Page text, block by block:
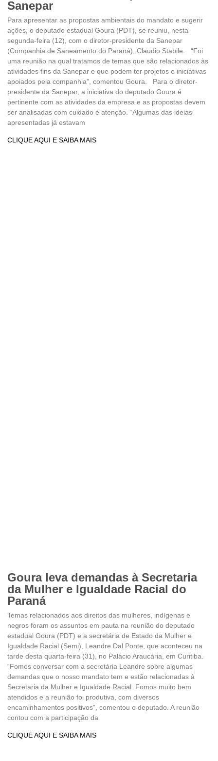
Sanepar
Para apresentar as propostas ambientais do mandato e sugerir
ações, o deputado estadual Goura (PDT), se reuniu, nesta
segunda-feira (12), com o diretor-presidente da Sanepar
(Companhia de Saneamento do Paraná), Claudio Stabile. “Foi
uma reunião na qual tratamos de temas que são relacionados às
atividades fins da Sanepar e que podem ter projetos e iniciativas
apoiados pela companhia”, comentou Goura. Para o diretor-
presidente da Sanepar, a iniciativa do deputado Goura é
pertinente com as atividades da empresa e as propostas devem
ser analisadas com cuidado e atenção. “Algumas das ideias
apresentadas já estavam
CLIQUE AQUI E SAIBA MAIS
Goura leva demandas à Secretaria
da Mulher e Igualdade Racial do
Paraná
Temas relacionados aos direitos das mulheres, indígenas e
negros foram os assuntos em pauta na reunião do deputado
estadual Goura (PDT) e a secretária de Estado da Mulher e
Igualdade Racial (Semi), Leandre Dal Ponte, que aconteceu na
tarde desta quarta-feira (31), no Palácio Araucária, em Curitiba.
“Fomos conversar com a secretária Leandre sobre algumas
demandas que o nosso mandato tem e estão relacionadas à
Secretaria da Mulher e Igualdade Racial. Fomos muito bem
atendidos e a reunião foi produtiva, com diversos
encaminhamentos positivos”, comentou o deputado. A reunião
contou com a participação da
CLIQUE AQUI E SAIBA MAIS